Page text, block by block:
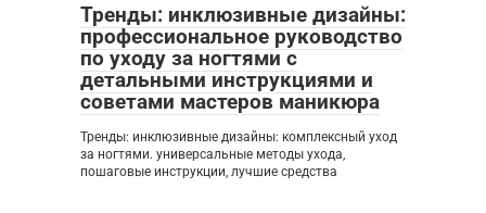
Тренды: инклюзивные дизайны:
профессиональное руководство
по уходу за ногтями с
детальными инструкциями и
советами мастеров маникюра
Тренды: инклюзивные дизайны: комплексный уход
за ногтями. универсальные методы ухода,
пошаговые инструкции, лучшие средства